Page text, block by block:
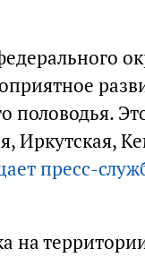
половодья.
Иркутская,
пресс-
на